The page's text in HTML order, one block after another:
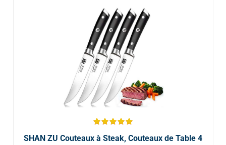
SHAN ZU Couteaux à Steak, Couteaux de Table 4